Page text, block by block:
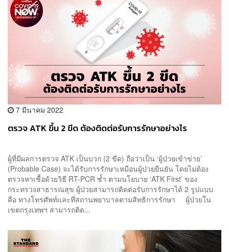
7 มีนาคม 2022
ตรวจ ATK ขึ้น 2 ขีด ต้องติดต่อรับการรักษาอย่างไร
ผู้ที่มีผลการตรวจ ATK เป็นบวก (2 ขีด) ถือว่าเป็น ‘ผู้ป่วยเข้าข่าย’
(Probable Case) จะได้รับการรักษาเหมือนผู้ป่วยยืนยัน โดยไม่ต้อง
ตรวจหาเชื้อด้วยวิธี RT-PCR ซ้ำ ตามนโยบาย ‘ATK First’ ของ
กระทรวงสาธารณสุข ผู้ป่วยสามารถติดต่อรับการรักษาได้ 2 รูปแบบ
คือ ทางโทรศัพท์และที่สถานพยาบาลตามสิทธิการรักษา ผู้ป่วยใน
เขตกรุงเทพฯ สามารถติด...